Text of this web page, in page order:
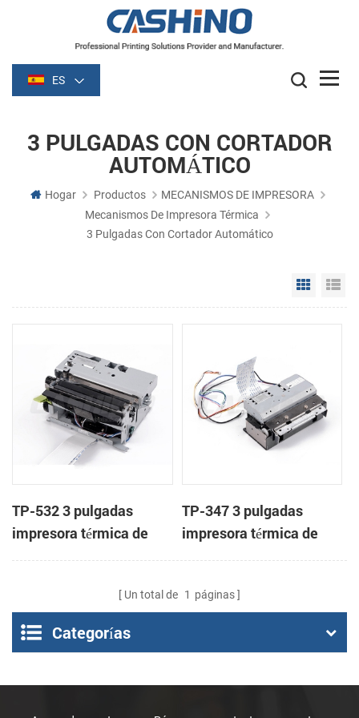
ES
3 PULGADAS CON CORTADOR
AUTOMÁTICO
Hogar Productos
MECANISMOS DE IMPRESORA
Mecanismos De Impresora Térmica
3 Pulgadas Con Cortador Automático
Grid
TP-532 3 pulgadas
impresora térmica de
TP-347 3 pulgadas
impresora térmica de
Un total de 1 páginas
Categorías